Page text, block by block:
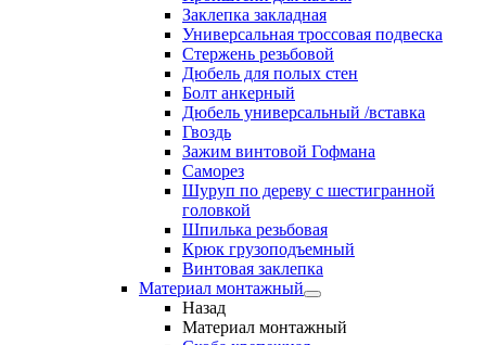
Заклепка закладная
Универсальная троссовая подвеска
Стержень резьбовой
Дюбель для полых стен
Болт анкерный
Дюбель универсальный /вставка
Гвоздь
Зажим винтовой Гофмана
Саморез
Шуруп по дереву с шестигранной
головкой
Шпилька резьбовая
Крюк грузоподъемный
Винтовая заклепка
Материал монтажный
Назад
Материал монтажный